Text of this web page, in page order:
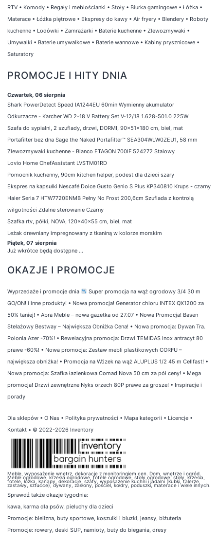
RTV • Komody • Regały i meblościanki • Stoły • Biurka gamingowe • Łóżka •
Materace • Łóżka piętrowe • Ekspresy do kawy • Air fryery • Blendery • Roboty
kuchenne • Lodówki • Zamrażarki • Baterie kuchenne • Zlewozmywaki •
Umywalki • Baterie umywalkowe • Baterie wannowe • Kabiny prysznicowe •
Saturatory
PROMOCJE I HITY DNIA
Czwartek, 06 sierpnia
Shark PowerDetect Speed IA1244EU 60min Wymienny akumulator
Odkurzacze - Karcher WD 2-18 V Battery Set V-12/18 1.628-501.0 225W
Szafa do sypialni, 2 szuflady, drzwi, DORMI, 90x51x180 cm, biel, mat
Portafilter bez dna Sage the Naked Portafilter™ SEA304WLW0ZEU1, 58 mm
Zlewozmywaki kuchenne - Blanco ETAGON 700IF 524272 Stalowy
Lovio Home ChefAssistant LVSTM01RD
Pomocnik kuchenny, 90cm kitchen helper, podest dla dzieci szary
Ekspres na kapsułki Nescafé Dolce Gusto Genio S Plus KP340810 Krups - czarny
Haier Seria 7 HTW7720ENMB Pełny No Frost 200,6cm Szuflada z kontrolą
wilgotności Zdalne sterowanie Czarny
Szafka rtv, półki, NOVA, 120x40x55 cm, biel, mat
Leżak drewniany impregnowany z tkaniną w kolorze morskim
Piątek, 07 sierpnia
Już wkrótce będą dostępne ...
OKAZJE I PROMOCJE
Wyprzedaże i promocje dnia
Super promocja na wąż ogrodowy 3/4 30 m
GO/ON! i inne produkty! • Nowa promocja! Generator chloru INTEX QX1200 za
50% taniej! • Abra Meble – nowa gazetka od 27.07 • Nowa Promocja! Basen
Stelażowy Bestway – Największa Obniżka Cena! • Nowa promocja: Dywan Tra.
Polonia Azer -70%! • Rewelacyjna promocja: Drzwi TEMIDAS inox antracyt 80
prawe -60%! • Nowa promocja: Zestaw mebli plastikowych CORFU –
największa obniżka! • Promocja na Wózek na wąż ALUPLUS 1/2 45 m Cellfast! •
Nowa promocja: Szafka łazienkowa Comad Nova 50 cm za pół ceny! • Mega
promocja! Drzwi zewnętrzne Nyks orzech 80P prawe za grosze! • Inspiracje i
porady
Dla sklepów • O Nas • Polityka prywatności • Mapa kategorii • Licencje •
Kontakt • © 2022-2026 Inventory
Meble, wyposażenie wnętrz, dekoracje z monitoringiem cen. Dom, wnętrze i ogród.
Meble ogrodowe, krzesła ogrodowe, fotele ogrodowe, stoły ogrodowe, stoły, krzesła,
fotele, łóżka, kanapy, dekoracje, szafy, wyposażenie kuchni i jadalni (kubki, talerze,
zastawy, sztućce), dywany, zasłony, pościel, kołdry, poduszki, materace i wiele innych.
Sprawdź także okazje tygodnia:
kawa, karma dla psów, pieluchy dla dzieci
Promocje: bielizna, buty sportowe, koszulki i bluzki, jeansy, biżuteria
Promocje: rowery, deski SUP, namioty, buty do biegania, dresy